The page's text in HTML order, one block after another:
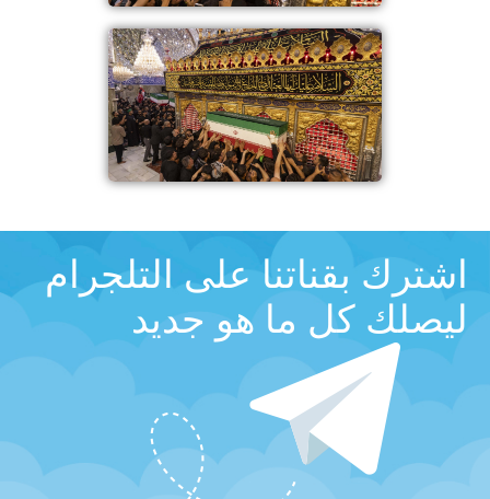
اشترك بقناتنا على التلجرام
ليصلك كل ما هو جديد